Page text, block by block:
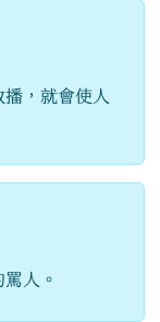
，就會使人
人。